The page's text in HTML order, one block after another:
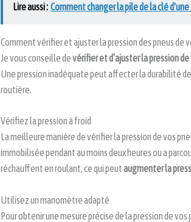
Lire aussi : Comment changer la pile de la clé
Comment vérifier et ajuster la pression des pneus de
Je vous conseille devérifier et d’ajuster la pression de
Une pression inadéquate peut affecter la durabilité
routière.
Vérifiez la pression à froid
La meilleure manière de vérifier la pression de vos
immobilisée pendant au moins deux heures ou a
réchauffent en roulant, ce qui peutaugmenter la
Utilisez un manomètre adapté
Pour obtenir une mesure précise de la pression de